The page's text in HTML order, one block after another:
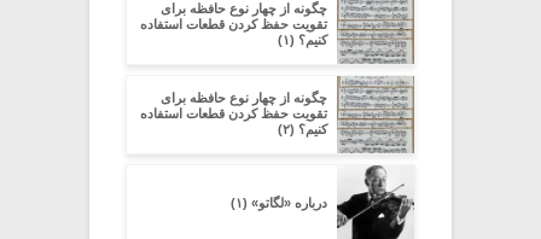
چگونه از چهار نوع حافظه برای
تقویت حفظ کردن قطعات استفاده
کنیم؟ (۱)
چگونه از چهار نوع حافظه برای
تقویت حفظ کردن قطعات استفاده
کنیم؟ (۲)
درباره «لگاتو» (۱)